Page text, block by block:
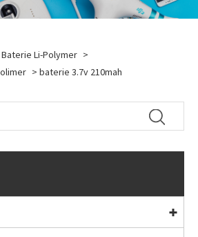
Baterie Li-Polymer >
> baterie 3.7v 210mah